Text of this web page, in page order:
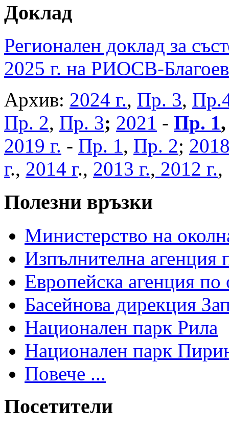
Доклад
Регионален доклад за
2025 г. на РИОСВ-
Архив: 2024 г., Пр. 3,
Пр. 2, Пр. 3; 2021 - Пр. 1
2019 г. - Пр. 1, Пр. 2;
г., 2014 г., 2013 г., 2012 г.
Полезни връзки
Министерство на
Изпълнителна агенция
Европейска агенция по
Басейнова дирекция
Национален парк Рила
Национален парк
Повече ...
Посетители